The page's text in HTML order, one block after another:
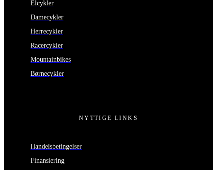
Elcykler
Damecykler
Herrecykler
Racercykler
Mountainbikes
Børnecykler
NYTTIGE LINKS
Handelsbetingelser
Finansiering